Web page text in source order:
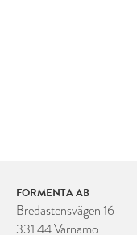
FORMENTA AB
Bredastensvägen 16
331 44 Värnamo